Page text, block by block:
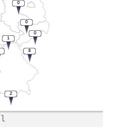
8
0
0
1
0
2